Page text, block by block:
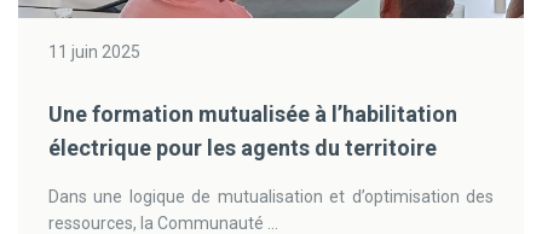
11 juin 2025
Une formation mutualisée à l’habilitation
électrique pour les agents du territoire
Dans une logique de mutualisation et d’optimisation des
ressources, la Communauté ...